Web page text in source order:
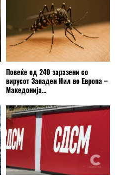
Повеќе од 240 заразени со
вирусот Западен Нил во Европа –
Македонија...